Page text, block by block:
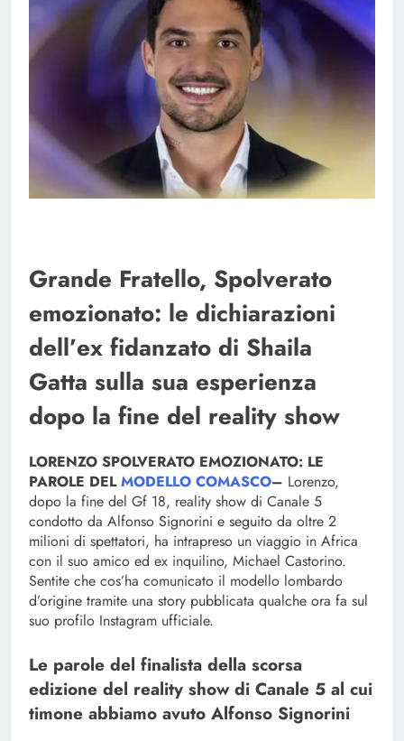
Grande Fratello, Spolverato
emozionato: le dichiarazioni
dell’ex fidanzato di Shaila
Gatta sulla sua esperienza
dopo la fine del reality show
LORENZO SPOLVERATO EMOZIONATO: LE
PAROLE DELMODELLO COMASCO– Lorenzo,
dopo la fine del Gf 18, reality show di Canale 5
condotto da Alfonso Signorini e seguito da oltre 2
milioni di spettatori, ha intrapreso un viaggio in Africa
con il suo amico ed ex inquilino, Michael Castorino.
Sentite che cos’ha comunicato il modello lombardo
d’origine tramite una story pubblicata qualche ora fa sul
suo profilo Instagram ufficiale.
Le parole del finalista della scorsa
edizione del reality show di Canale 5 al cui
timone abbiamo avuto Alfonso Signorini